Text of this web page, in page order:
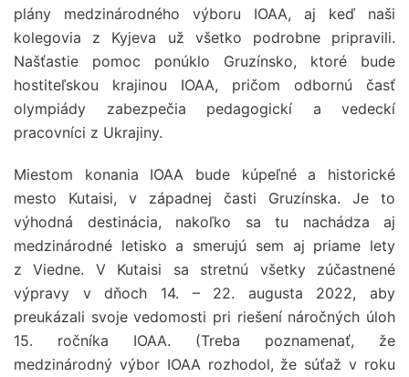
plány medzinárodného výboru IOAA, aj keď naši
kolegovia z Kyjeva už všetko podrobne pripravili.
Našťastie pomoc ponúklo Gruzínsko, ktoré bude
hostiteľskou krajinou IOAA, pričom odbornú časť
olympiády zabezpečia pedagogickí a vedeckí
pracovníci z Ukrajiny.
Miestom konania IOAA bude kúpeľné a historické
mesto Kutaisi, v západnej časti Gruzínska. Je to
výhodná destinácia, nakoľko sa tu nachádza aj
medzinárodné letisko a smerujú sem aj priame lety
z Viedne. V Kutaisi sa stretnú všetky zúčastnené
výpravy v dňoch 14. – 22. augusta 2022, aby
preukázali svoje vedomosti pri riešení náročných úloh
15. ročníka IOAA. (Treba poznamenať, že
medzinárodný výbor IOAA rozhodol, že súťaž v roku